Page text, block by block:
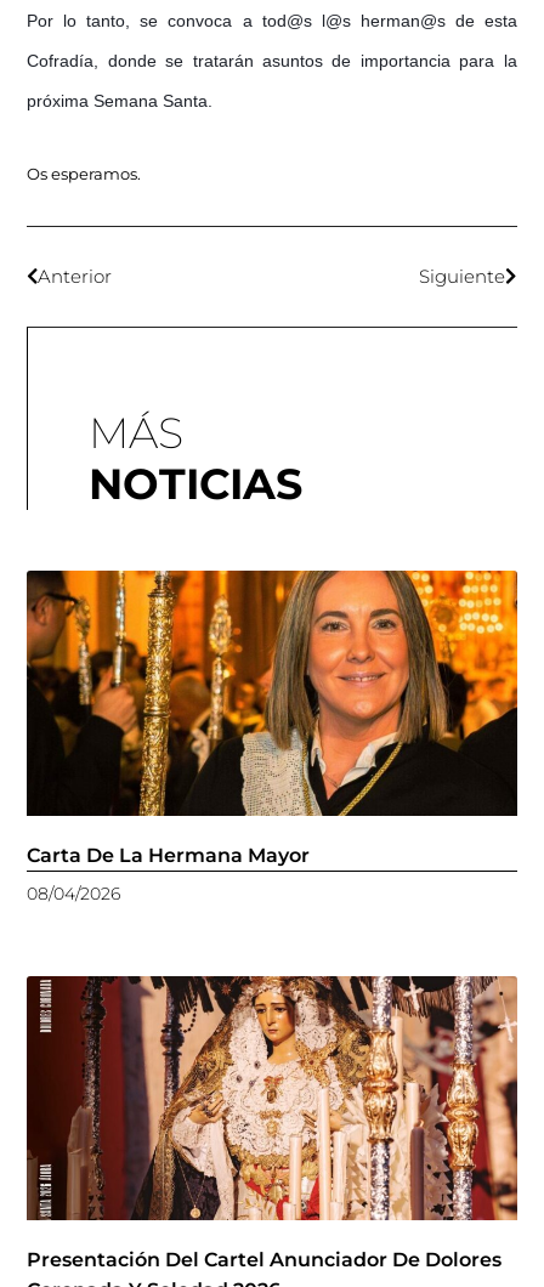
Por lo tanto, se convoca a tod@s l@s herman@s de esta
Cofradía, donde se tratarán asuntos de importancia para la
próxima Semana Santa.
Os esperamos.
Anterior Siguiente
MÁS
NOTICIAS
Carta De La Hermana Mayor
08/04/2026
Presentación Del Cartel Anunciador De Dolores